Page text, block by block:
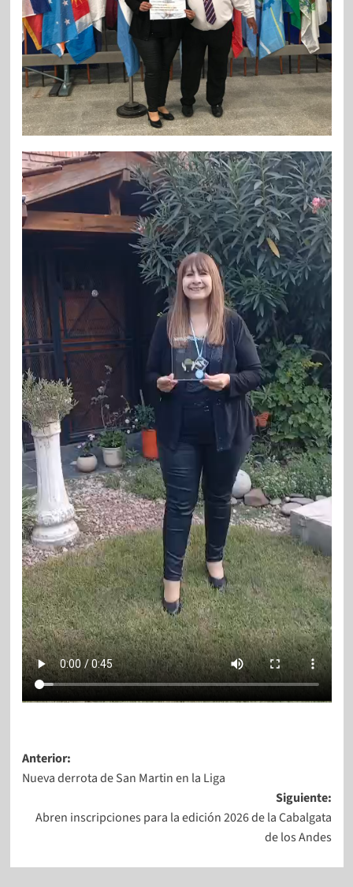
Anterior:
Nueva derrota de San Martin en la Liga
Siguiente:
Abren inscripciones para la edición 2026 de la Cabalgata
de los Andes